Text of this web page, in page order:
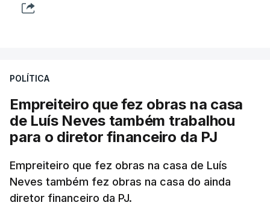
POLÍTICA
Empreiteiro que fez obras na casa
de Luís Neves também trabalhou
para o diretor financeiro da PJ
Empreiteiro que fez obras na casa de Luís
Neves também fez obras na casa do ainda
diretor financeiro da PJ.